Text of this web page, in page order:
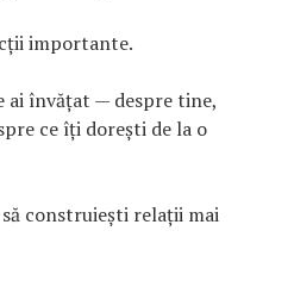
importante.
ai învățat — despre tine,
ce îți dorești de la o
construiești relații mai